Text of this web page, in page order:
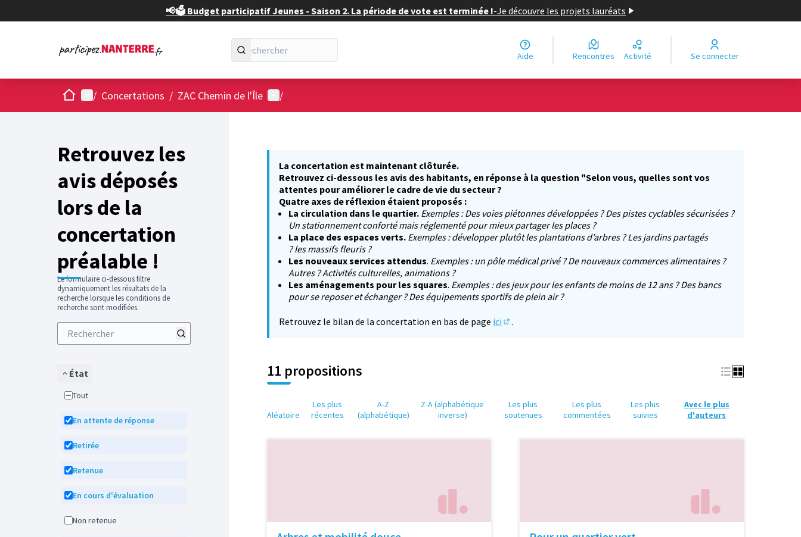
📢🗳️ Budget participatif Jeunes - Saison 2. La période de vote est terminée !-Je découvre les projets lauréats
Aide Rencontres Activité Se connecter
AccueilMenu principal
/ Concertations / ZAC Chemin de l'Île Menu utilisateur
/
Retrouvez les
avis déposés
lors de la
concertation
préalable !
Le formulaire ci-dessous filtre
dynamiquement les résultats de la
recherche lorsque les conditions de
recherche sont modifiées.
État
Tout
En attente de réponse
Retirée
Retenue
En cours d'évaluation
Non retenue
La concertation est maintenant clôturée.
Retrouvez ci-dessous les avis des habitants, en réponse à la question "Selon vous, quelles sont vos
attentes pour améliorer le cadre de vie du secteur ?
Quatre axes de réflexion étaient proposés :
La circulation dans le quartier. Exemples : Des voies piétonnes développées ? Des pistes cyclables sécurisées ?
Un stationnement conforté mais réglementé pour mieux partager les places ?
La place des espaces verts. Exemples : développer plutôt les plantations d’arbres ? Les jardins partagés
? les massifs fleuris ?
Les nouveaux services attendus. Exemples : un pôle médical privé ? De nouveaux commerces alimentaires ?
Autres ? Activités culturelles, animations ?
Les aménagements pour les squares. Exemples : des jeux pour les enfants de moins de 12 ans ? Des bancs
pour se reposer et échanger ? Des équipements sportifs de plein air ?
Retrouvez le bilan de la concertation en bas de page ici
.
11 propositions
Aléatoire
Les plus
récentes
A-Z
(alphabétique)
Z-A (alphabétique
inverse)
Les plus
soutenues
Les plus
commentées
Les plus
suivies
Avec le plus
d'auteurs